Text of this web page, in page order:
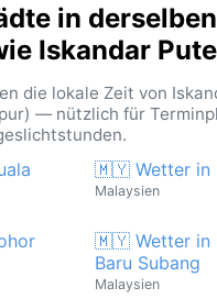
in derselben
Iskandar
die lokale Zeit von
— nützlich für
🇲🇾 Wetter in
Malaysien
🇲🇾 Wetter in
Baru Subang
Malaysien